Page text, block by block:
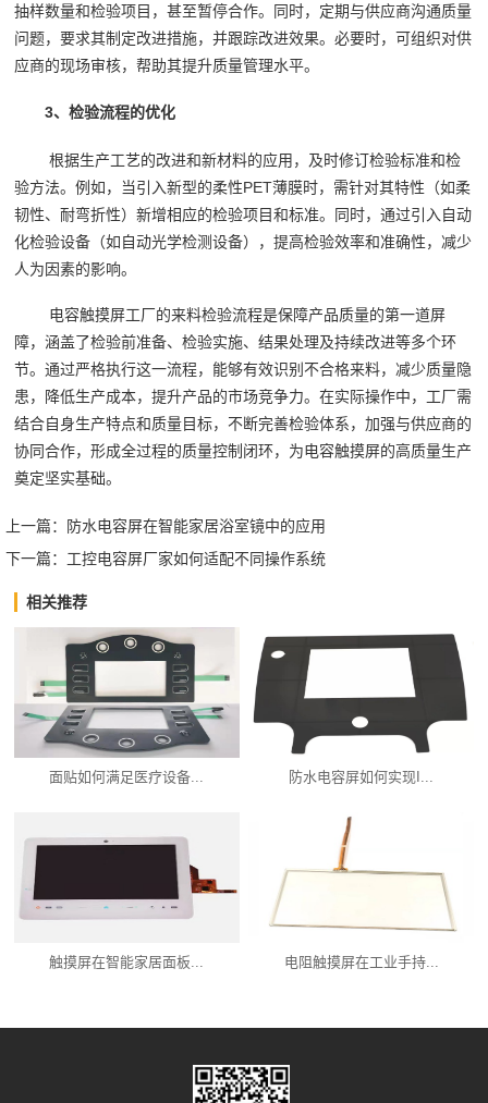
抽样数量和检验项目，甚至暂停合作。同时，定期与供应商沟通质量
问题，要求其制定改进措施，并跟踪改进效果。必要时，可组织对供
应商的现场审核，帮助其提升质量管理水平。
3、检验流程的优化
根据生产工艺的改进和新材料的应用，及时修订检验标准和检
验方法。例如，当引入新型的柔性PET薄膜时，需针对其特性（如柔
韧性、耐弯折性）新增相应的检验项目和标准。同时，通过引入自动
化检验设备（如自动光学检测设备），提高检验效率和准确性，减少
人为因素的影响。
电容触摸屏工厂的来料检验流程是保障产品质量的第一道屏
障，涵盖了检验前准备、检验实施、结果处理及持续改进等多个环
节。通过严格执行这一流程，能够有效识别不合格来料，减少质量隐
患，降低生产成本，提升产品的市场竞争力。在实际操作中，工厂需
结合自身生产特点和质量目标，不断完善检验体系，加强与供应商的
协同合作，形成全过程的质量控制闭环，为电容触摸屏的高质量生产
奠定坚实基础。‍‍
上一篇：
防水电容屏在智能家居浴室镜中的应用
下一篇： 工控电容屏厂家如何适配不同操作系统
相关推荐
面贴如何满足医疗设备... 防水电容屏如何实现I...
触摸屏在智能家居面板... 电阻触摸屏在工业手持...
产品中心